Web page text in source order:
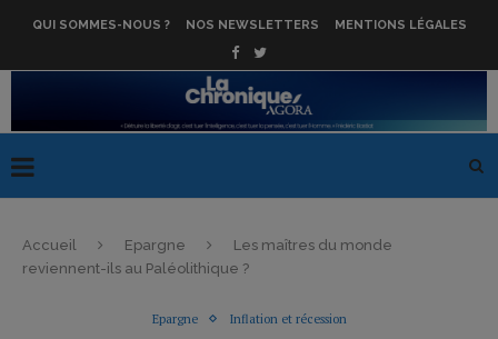
QUI SOMMES-NOUS ? NOS NEWSLETTERS MENTIONS LÉGALES
Accueil Epargne
Les maîtres du monde
reviennent-ils au Paléolithique ?
Epargne Inflation et récession